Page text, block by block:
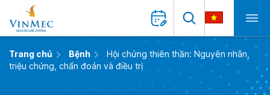
Trang chủ Bệnh
Hội chứng thiên thần: Nguyên nhân,
triệu chứng, chẩn đoán và điều trị